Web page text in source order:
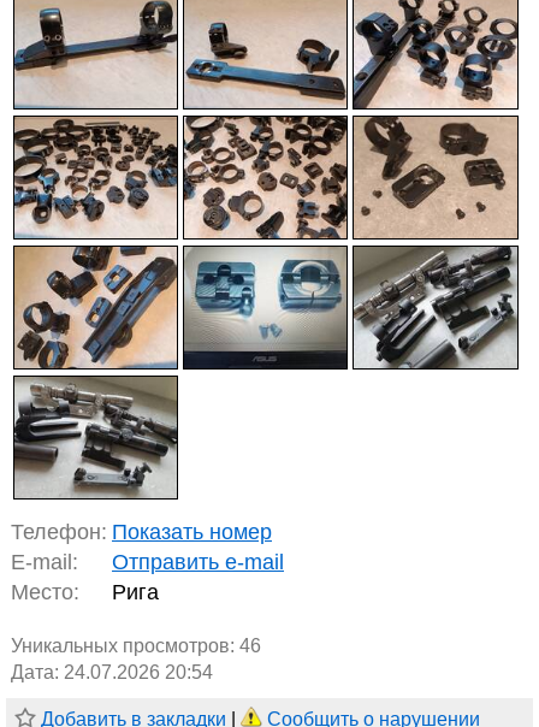
Телефон: Показать номер
E-mail:
Отправить e-mail
Место:
Рига
Уникальных просмотров: 46
Дата: 24.07.2026 20:54
Добавить в закладки Сообщить о нарушении